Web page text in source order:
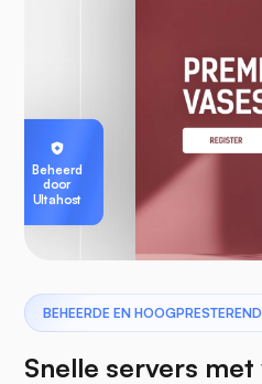
BEHEERDE EN
Snelle servers
Beheerd
door
Ultahost